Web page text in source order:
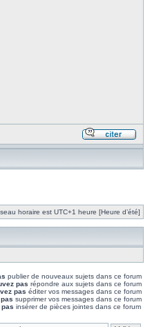
horaire est UTC+1 heure [Heure d’été]
publier de nouveaux sujets dans ce forum
pas répondre aux sujets dans ce forum
pas éditer vos messages dans ce forum
supprimer vos messages dans ce forum
pas insérer de pièces jointes dans ce forum